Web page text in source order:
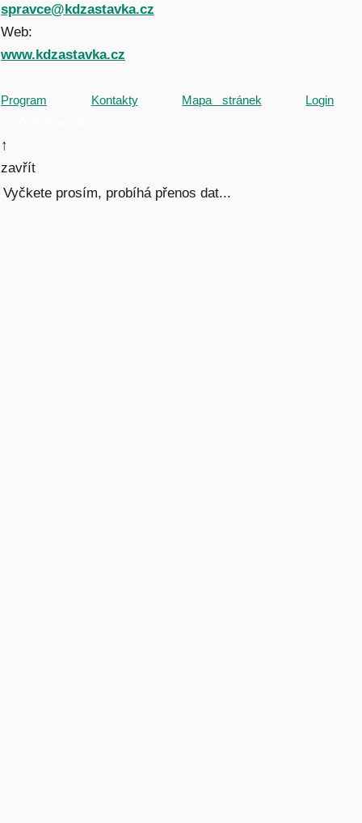
spravce@kdzastavka.cz
Web:
www.kdzastavka.cz
Program Kontakty· Mapa stránek Login
↑
zavřít
Vyčkete prosím, probíhá přenos dat...